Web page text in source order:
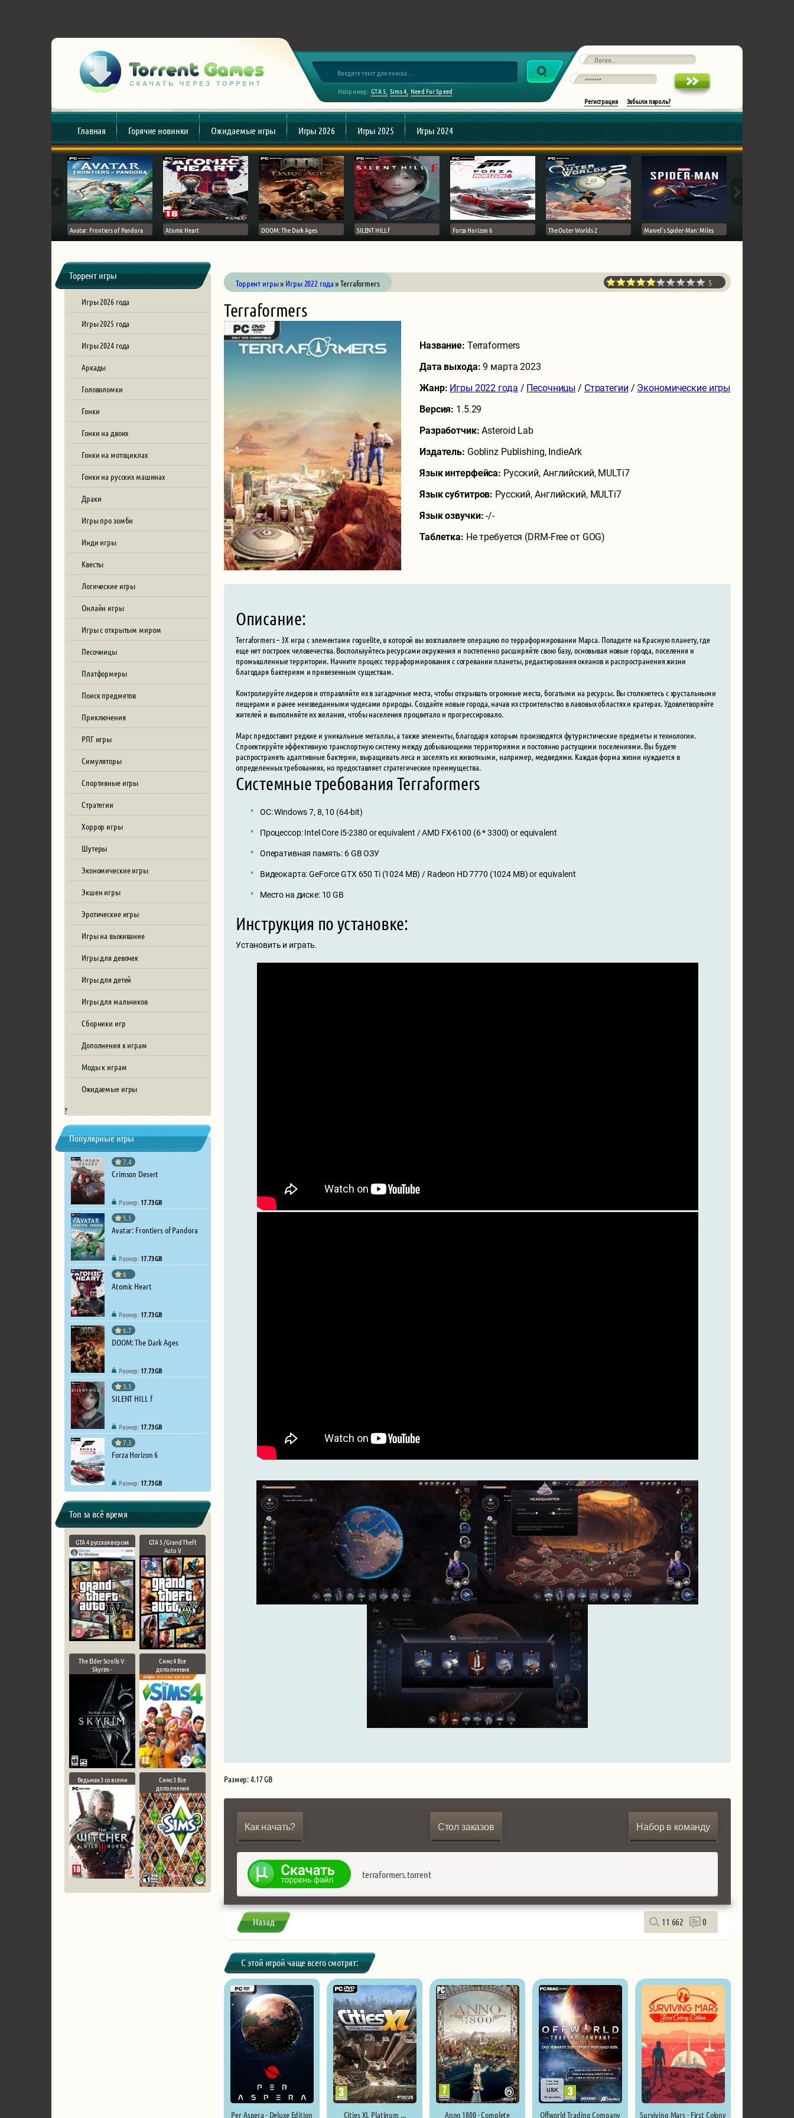
Например: GTA 5 Sims 4 Need For Speed
Регистрация
Забыли пароль?
Главная Горячие новинки Ожидаемые игры Игры 2026 Игры 2025 Игры 2024
Avatar: Frontiers of Pandora Atomic Heart DOOM: The Dark Ages SILENT HILL f Forza Horizon 6 The Outer Worlds 2 Marvel's Spider-Man: Miles
Торрент игры
Игры 2026 года
Игры 2025 года
Игры 2024 года
Аркады
Головоломки
Гонки
Гонки на двоих
Гонки на мотоциклах
Гонки на русских машинах
Драки
Игры про зомби
Инди игры
Квесты
Логические игры
Онлайн игры
Игры с открытым миром
Песочницы
Платформеры
Поиск предметов
Приключения
РПГ игры
Симуляторы
Спортивные игры
Стратегии
Хоррор игры
Шутеры
Экономические игры
Экшен игры
Эротические игры
Игры на выживание
Игры для девочек
Игры для детей
Игры для мальчиков
Сборники игр
Дополнения к играм
Моды к играм
Ожидаемые игры
?
Популярные игры
7.4
Crimson Desert
Размер: 17.73 GB
5.5
Avatar: Frontiers of Pandora
Размер: 17.73 GB
6
Atomic Heart
Размер: 17.73 GB
6.7
DOOM: The Dark Ages
Размер: 17.73 GB
3.5
SILENT HILL f
Размер: 17.73 GB
7.3
Forza Horizon 6
Размер: 17.73 GB
Топ за всё время
GTA 4 русская версия
GTA 5 / Grand Theft
Auto V
The Elder Scrolls V:
Skyrim -
Симс 4 Все
дополнения
Ведьмак 3 со всеми
Симс 3 Все
дополнения
Торрент игры» Игры 2022 года» Terraformers 5
Terraformers
Название: Terraformers
Дата выхода:9 марта 2023
Жанр: Игры 2022 года / Песочницы / Стратегии / Экономические игры
Версия: 1.5.29
Разработчик:Asteroid Lab
Издатель: Goblinz Publishing, IndieArk
Язык интерфейса: Русский, Английский, MULTi7
Язык субтитров: Русский, Английский, MULTi7
Язык озвучки:-/-
Таблетка: Не требуется (DRM-Free от GOG)
Описание:
Terraformers – 3X игра с элементами roguelite, в которой вы возглавляете операцию по терраформировании Марса. Попадите на Красную планету, где
еще нет построек человечества. Воспользуйтесь ресурсами окружения и постепенно расширяйте свою базу, основывая новые города, поселения и
промышленные территории. Начните процесс терраформирования с согревании планеты, редактирования океанов и распространения жизни
благодаря бактериям и привезенным существам.
Контролируйте лидеров и отправляйте их в загадочные места, чтобы открывать огромные места, богатыми на ресурсы. Вы столкнетесь с хрустальными
пещерами и ранее неизведанными чудесами природы. Создайте новые города, начав их строительство в лавовых областях и кратерах. Удовлетворяйте
жителей и выполняйте их желания, чтобы населения процветало и прогрессировало.
Марс предоставит редкие и уникальные металлы, а также элементы, благодаря которым производятся футуристические предметы и технологии.
Спроектируйте эффективную транспортную систему между добывающими территориями и постоянно растущими поселениями. Вы будете
распространять адаптивные бактерии, выращивать леса и заселять их животными, например, медведями. Каждая форма жизни нуждается в
определенных требованиях, но предоставляет стратегические преимущества.
Системные требования Terraformers
ОС: Windows 7, 8, 10 (64-bit)
Процессор: Intel Core i5-2380 or equivalent / AMD FX-6100 (6 * 3300) or equivalent
Оперативная память: 6 GB ОЗУ
Видеокарта: GeForce GTX 650 Ti (1024 MB) / Radeon HD 7770 (1024 MB) or equivalent
Место на диске: 10 GB
Инструкция по установке:
Установить и играть.
Размер: 4.17 GB
Как начать? Стол заказов Набор в команду
terraformers.torrent
Назад 11 662 0
С этой игрой чаще всего смотрят:
Per Aspera - Deluxe Edition Cities XL Platinum ... Anno 1800 - Complete Offworld Trading Company Surviving Mars - First Colony